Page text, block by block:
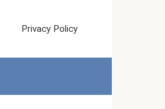
Privacy Policy